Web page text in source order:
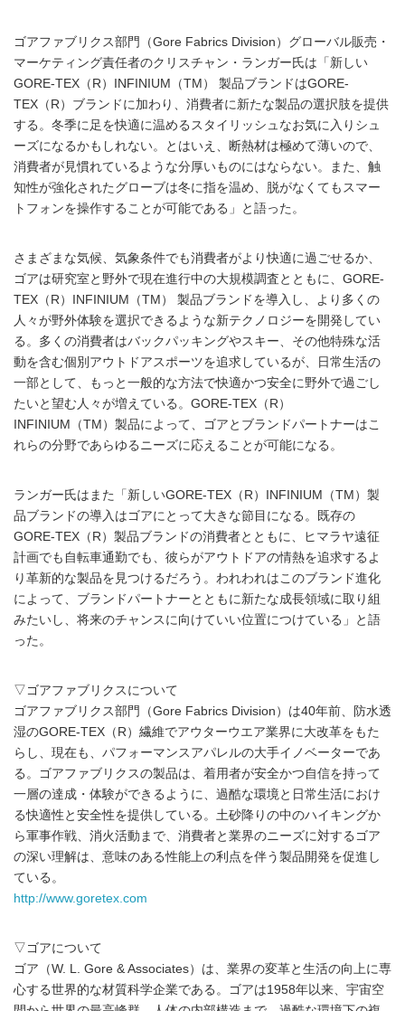
ゴアファブリクス部門（Gore Fabrics Division）グローバル販売・
マーケティング責任者のクリスチャン・ランガー氏は「新しい
GORE-TEX（R）INFINIUM（TM） 製品ブランドはGORE-
TEX（R）ブランドに加わり、消費者に新たな製品の選択肢を提供
する。冬季に足を快適に温めるスタイリッシュなお気に入りシュ
ーズになるかもしれない。とはいえ、断熱材は極めて薄いので、
消費者が見慣れているような分厚いものにはならない。また、触
知性が強化されたグローブは冬に指を温め、脱がなくてもスマー
トフォンを操作することが可能である」と語った。
さまざまな気候、気象条件でも消費者がより快適に過ごせるか、
ゴアは研究室と野外で現在進行中の大規模調査とともに、GORE-
TEX（R）INFINIUM（TM） 製品ブランドを導入し、より多くの
人々が野外体験を選択できるような新テクノロジーを開発してい
る。多くの消費者はバックパッキングやスキー、その他特殊な活
動を含む個別アウトドアスポーツを追求しているが、日常生活の
一部として、もっと一般的な方法で快適かつ安全に野外で過ごし
たいと望む人々が増えている。GORE-TEX（R）
INFINIUM（TM）製品によって、ゴアとブランドパートナーはこ
れらの分野であらゆるニーズに応えることが可能になる。
ランガー氏はまた「新しいGORE-TEX（R）INFINIUM（TM）製
品ブランドの導入はゴアにとって大きな節目になる。既存の
GORE-TEX（R）製品ブランドの消費者とともに、ヒマラヤ遠征
計画でも自転車通勤でも、彼らがアウトドアの情熱を追求するよ
り革新的な製品を見つけるだろう。われわれはこのブランド進化
によって、ブランドパートナーとともに新たな成長領域に取り組
みたいし、将来のチャンスに向けていい位置につけている」と語
った。
▽ゴアファブリクスについて
ゴアファブリクス部門（Gore Fabrics Division）は40年前、防水透
湿のGORE-TEX（R）繊維でアウターウエア業界に大改革をもた
らし、現在も、パフォーマンスアパレルの大手イノベーターであ
る。ゴアファブリクスの製品は、着用者が安全かつ自信を持って
一層の達成・体験ができるように、過酷な環境と日常生活におけ
る快適性と安全性を提供している。土砂降りの中のハイキングか
ら軍事作戦、消火活動まで、消費者と業界のニーズに対するゴア
の深い理解は、意味のある性能上の利点を伴う製品開発を促進し
ている。
http://www.goretex.com
▽ゴアについて
ゴア（W. L. Gore & Associates）は、業界の変革と生活の向上に専
心する世界的な材質科学企業である。ゴアは1958年以来、宇宙空